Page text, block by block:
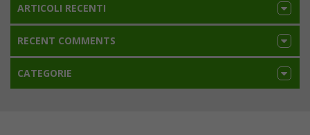
ARTICOLI RECENTI
RECENT COMMENTS
CATEGORIE